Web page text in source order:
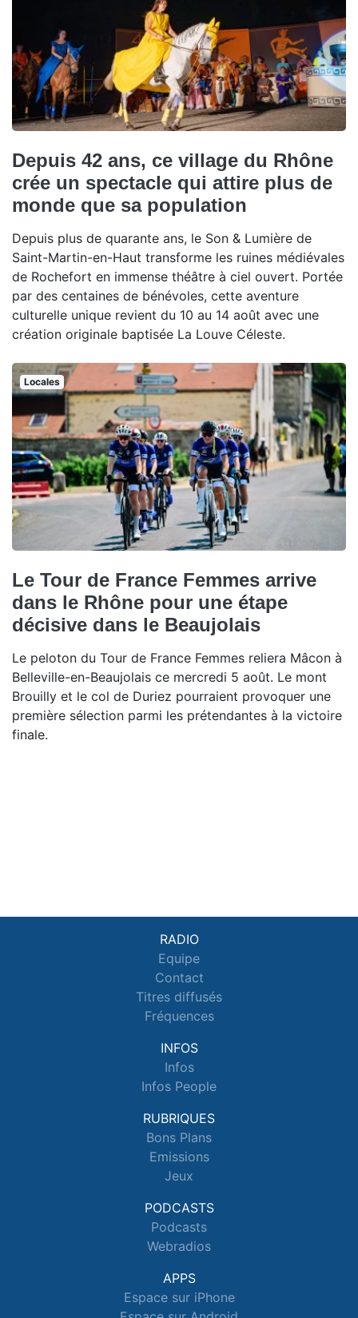
Depuis 42 ans, ce village du Rhône
crée un spectacle qui attire plus de
monde que sa population
Depuis plus de quarante ans, le Son & Lumière de
Saint-Martin-en-Haut transforme les ruines médiévales
de Rochefort en immense théâtre à ciel ouvert. Portée
par des centaines de bénévoles, cette aventure
culturelle unique revient du 10 au 14 août avec une
création originale baptisée La Louve Céleste.
Locales
Le Tour de France Femmes arrive
dans le Rhône pour une étape
décisive dans le Beaujolais
Le peloton du Tour de France Femmes reliera Mâcon à
Belleville-en-Beaujolais ce mercredi 5 août. Le mont
Brouilly et le col de Duriez pourraient provoquer une
première sélection parmi les prétendantes à la victoire
finale.
RADIO
Equipe
Contact
Titres diffusés
Fréquences
INFOS
Infos
Infos People
RUBRIQUES
Bons Plans
Emissions
Jeux
PODCASTS
Podcasts
Webradios
APPS
Espace sur iPhone